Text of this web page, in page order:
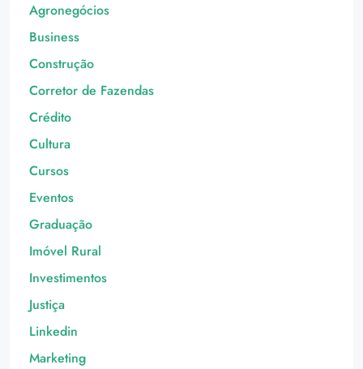
Agronegócios
Business
Construção
Corretor de Fazendas
Crédito
Cultura
Cursos
Eventos
Graduação
Imóvel Rural
Investimentos
Justiça
Linkedin
Marketing